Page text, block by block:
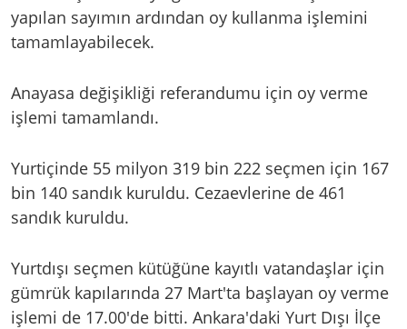
yapılan sayımın ardından oy kullanma işlemini
tamamlayabilecek.
Anayasa değişikliği referandumu için oy verme
işlemi tamamlandı.
Yurtiçinde 55 milyon 319 bin 222 seçmen için 167
bin 140 sandık kuruldu. Cezaevlerine de 461
sandık kuruldu.
Yurtdışı seçmen kütüğüne kayıtlı vatandaşlar için
gümrük kapılarında 27 Mart'ta başlayan oy verme
işlemi de 17.00'de bitti. Ankara'daki Yurt Dışı İlçe